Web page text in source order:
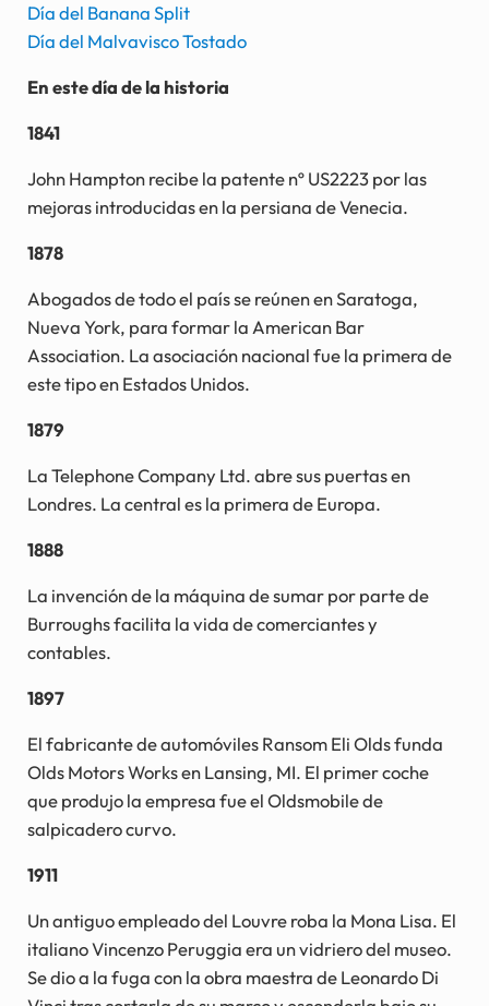
Día del Banana Split
Día del Malvavisco Tostado
En este día de la historia
1841
John Hampton recibe la patente nº US2223 por las
mejoras introducidas en la persiana de Venecia.
1878
Abogados de todo el país se reúnen en Saratoga,
Nueva York, para formar la American Bar
Association. La asociación nacional fue la primera de
este tipo en Estados Unidos.
1879
La Telephone Company Ltd. abre sus puertas en
Londres. La central es la primera de Europa.
1888
La invención de la máquina de sumar por parte de
Burroughs facilita la vida de comerciantes y
contables.
1897
El fabricante de automóviles Ransom Eli Olds funda
Olds Motors Works en Lansing, MI. El primer coche
que produjo la empresa fue el Oldsmobile de
salpicadero curvo.
1911
Un antiguo empleado del Louvre roba la Mona Lisa. El
italiano Vincenzo Peruggia era un vidriero del museo.
Se dio a la fuga con la obra maestra de Leonardo Di